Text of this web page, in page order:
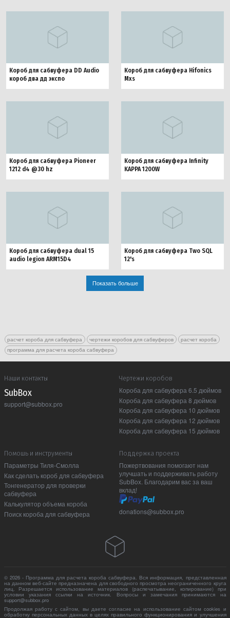
Короб для сабвуфера DD Audio
короб два дд экспо
Короб для сабвуфера Hifonics
Mxs
Короб для сабвуфера Pioneer
1212 d4 @30 hz
Короб для сабвуфера Infinity
KAPPA 1200W
Короб для сабвуфера dual 15
audio legion ARM15D4
Короб для сабвуфера Two SQL
12's
Показать больше
расчет короба для сабвуфера чертежи коробов для сабвуферов
расчет короба
программа для расчета короба сабвуфера
Наши контакты
Sub Box
support@subbox.pro
Чертежи коробов
Короба для сабвуфера 6.5 дюймов
Короба для сабвуфера 8 дюймов
Короба для сабвуфера 10 дюймов
Короба для сабвуфера 12 дюймов
Короба для сабвуфера 15 дюймов
Помошь и инструменты
Параметры Тиля-Смолла
Как сделать короб для сабвуфера
Тонгенератор для проверки
сабвуфера
Калькулятор объема короба
Поиск короба для сабвуфера
Поддержка проекта
Пожертвования помогают нам
улучшать и поддерживать работу
SubBox. Благодарим вас за ваш
вклад!
donations@subbox.pro
© 2026 - Программа для расчета короба сабвуфера. Вся информация, представленная
на данном веб-сайте предназначена для свободного просмотра неограниченного круга
лиц. Разрешается использование материалов (распечатывание, копирование) при
условии указания ссылки на источник. Вопросы и замечания принимаются на
support@subbox.pro
Продолжая работу с сайтом, вы даете согласие на использование сайтом cookies и
обработку персональных данных в целях правильного функционирования и улучшения